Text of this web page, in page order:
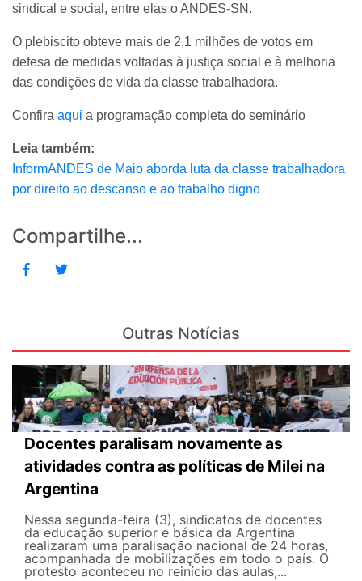
sindical e social, entre elas o ANDES-SN.
O plebiscito obteve mais de 2,1 milhões de votos em
defesa de medidas voltadas à justiça social e à melhoria
das condições de vida da classe trabalhadora.
Confira aqui a programação completa do seminário
Leia também:
InformANDES de Maio aborda luta da classe trabalhadora
por direito ao descanso e ao trabalho digno
Compartilhe...
Outras Notícias
Docentes paralisam novamente as
atividades contra as políticas de Milei na
Argentina
Nessa segunda-feira (3), sindicatos de docentes
da educação superior e básica da Argentina
realizaram uma paralisação nacional de 24 horas,
acompanhada de mobilizações em todo o país. O
protesto aconteceu no reinício das aulas,...